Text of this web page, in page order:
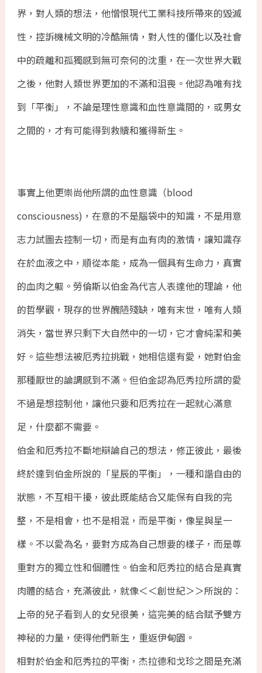
界，對人類的想法，他憎恨現代工業科技所帶來的毀滅
性，控訴機械文明的冷酷無情，對人性的僵化以及社會
中的疏離和孤獨感到無可奈何的沈重，在一次世界大戰
之後，他對人類世界更加的不滿和沮喪。他認為唯有找
到「平衡」，不論是理性意識和血性意識間的，或男女
之間的，才有可能得到救贖和獲得新生。
事實上他更崇尚他所謂的血性意識（blood
consciousness)，在意的不是腦袋中的知識，不是用意
志力試圖去控制一切，而是有血有肉的激情，讓知識存
在於血液之中，順從本能，成為一個具有生命力，真實
的血肉之軀。勞倫斯以伯金為代言人表達他的理論，他
的哲學觀，現存的世界醜陋殘缺，唯有末世，唯有人類
消失，當世界只剩下大自然中的一切，它才會純潔和美
好。這些想法被厄秀拉挑戰，她相信還有愛，她對伯金
那種厭世的論調感到不滿。但伯金認為厄秀拉所謂的愛
不過是想控制他，讓他只要和厄秀拉在一起就心滿意
足，什麼都不需要。
伯金和厄秀拉不斷地辯論自己的想法，修正彼此，最後
終於達到伯金所說的「星辰的平衡」，一種和諧自由的
狀態，不互相干擾，彼此既能結合又能保有自我的完
整，不是相會，也不是相混，而是平衡，像星與星一
樣。不以愛為名，要對方成為自己想要的樣子，而是尊
重對方的獨立性和個體性。伯金和厄秀拉的結合是真實
肉體的結合，充滿彼此，就像＜＜創世紀＞＞所說的：
上帝的兒子看到人的女兒很美，這完美的結合賦予雙方
神秘的力量，使得他們新生，重返伊甸園。
相對於伯金和厄秀拉的平衡，杰拉德和戈珍之間是充滿